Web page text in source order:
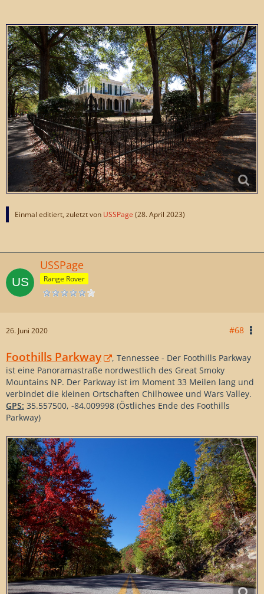
Einmal editiert, zuletzt von USSPage (28. April 2023)
USSPage
Range Rover
26. Juni 2020 #68
Foothills Parkway
, Tennessee - Der Foothills Parkway
ist eine Panoramastraße nordwestlich des Great Smoky
Mountains NP. Der Parkway ist im Moment 33 Meilen lang und
verbindet die kleinen Ortschaften Chilhowee und Wars Valley.
GPS: 35.557500, -84.009998 (Östliches Ende des Foothills
Parkway)